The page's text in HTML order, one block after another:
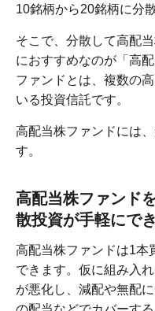
10銘柄から20銘柄に分
そこで、分散して高配
におすすめなのが「高
ファンドとは、複数の
いる投資信託です。
高配当株ファンドには
す。
高配当株ファンド
散投資が手軽にで
高配当株ファンドは1本
できます。仮に組み入
が悪化し、減配や無配